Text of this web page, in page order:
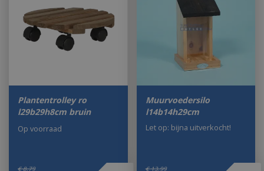
Plantentrolley ro
l29b29h8cm bruin
€ 8,79
Op voorraad
Muurvoedersilo
l14b14h29cm
€ 13,99
Let op: bijna uitverkocht!